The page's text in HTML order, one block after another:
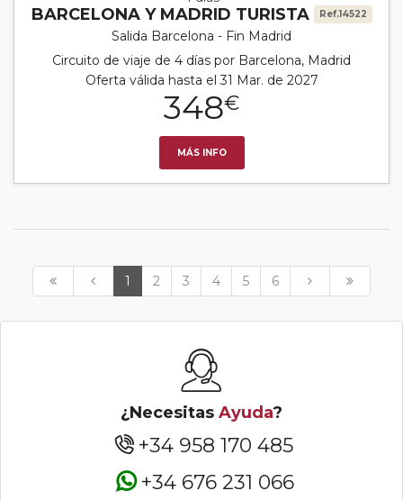
BARCELONA Y MADRID TURISTA Ref.14522
Salida Barcelona - Fin Madrid
Circuito de viaje de 4 días por Barcelona, Madrid
Oferta válida hasta el 31 Mar. de 2027
348€
MÁS INFO
1 2 3 4 5 6
¿Necesitas Ayuda?
+34 958 170 485
+34 676 231 066